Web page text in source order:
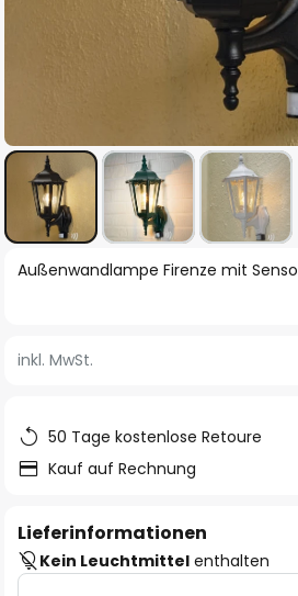
Zum
springen
Außenwandlampe Firenze mit
inkl. MwSt.
50 Tage kostenlose Retoure
Kauf auf Rechnung
Lieferinformationen
Kein Leuchtmittel enthalten